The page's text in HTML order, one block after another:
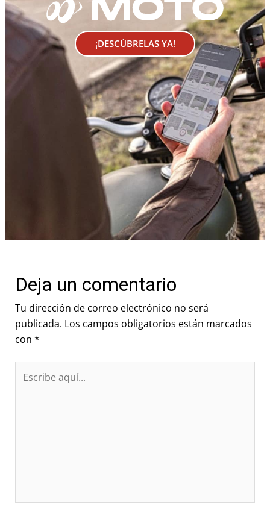
¡DESCÚBRELAS YA!
Deja un comentario
Tu dirección de correo electrónico no será
publicada. Los campos obligatorios están marcados
con *
aquí...